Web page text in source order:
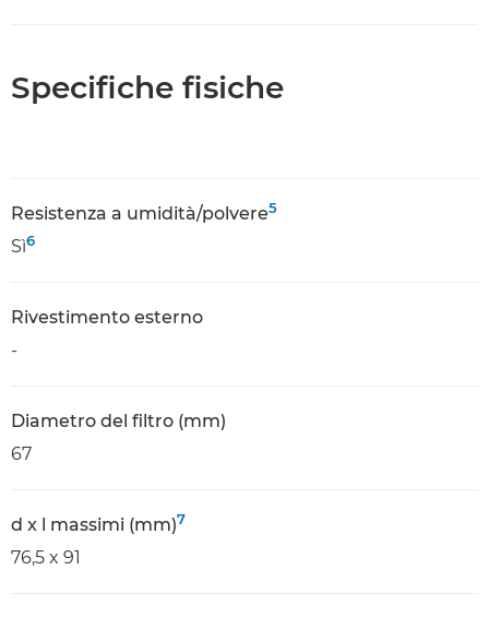
Specifiche fisiche
Resistenza a umidità/polvere5
Sì6
Rivestimento esterno
-
Diametro del filtro (mm)
67
d x l massimi (mm)7
76,5 x 91